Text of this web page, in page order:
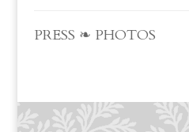
PRESS ❧ PHOTOS